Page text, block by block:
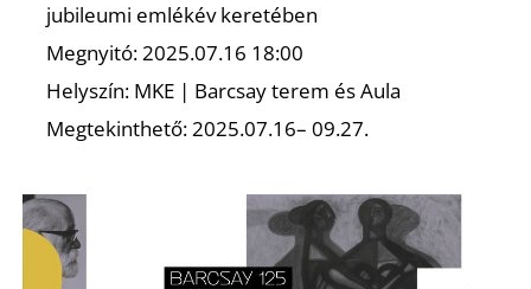
jubileumi emlékév keretében
Megnyitó: 2025.07.16 18:00
Helyszín: MKE | Barcsay terem és Aula
Megtekinthető: 2025.07.16– 09.27.